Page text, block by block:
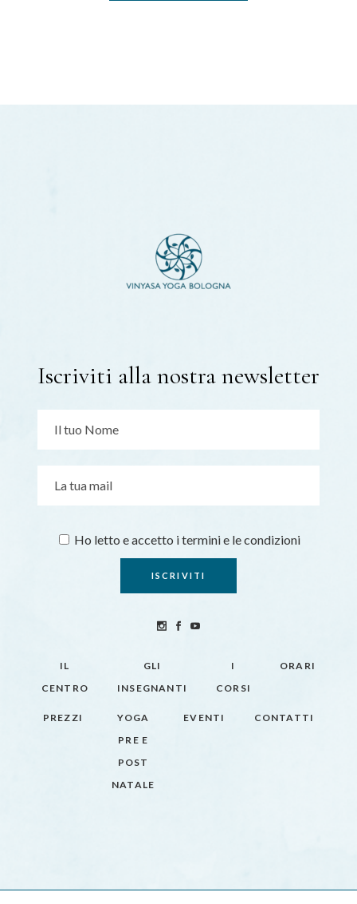
IL
CENTRO
GLI
INSEGNANTI
I
CORSI
ORARI
Iscriviti alla nostra newsletter
Ho letto e accetto i termini e le condizioni
PREZZI
YOGA
PRE E
POST
NATALE
EVENTI CONTATTI